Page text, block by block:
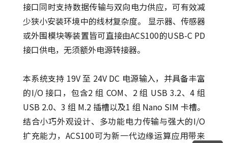
接口同时支持数据传输与双向电力供应，可有效减
少狭小安装环境中的线材复杂度。 显示器、传感器
或外围模块等装置皆可直接由ACS100的USB-C PD
接口供电，无须额外电源转接器。
本系统支持 19V 至 24V DC 电源输入，并具备丰富
的I/O 接口，包含2 组 COM、2 组 USB 3.2、4 组
USB 2.0、3 组 M.2 插槽以及1 组 Nano SIM 卡槽。
结合小巧外观设计、多功能电力传输与强大的I/O
扩充能力，ACS100可为新一代边缘运算应用带来